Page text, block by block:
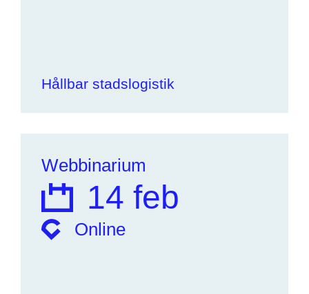
Hållbar stadslogistik
Webbinarium
14 feb
Online